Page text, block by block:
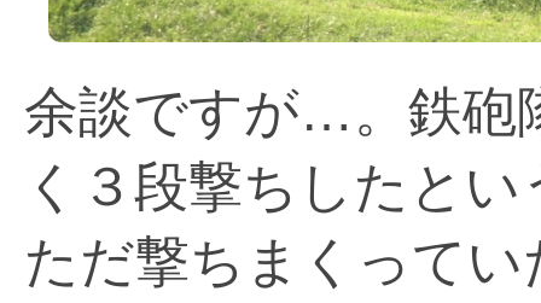
余談ですが…。鉄砲
く３段撃ちしたと
ただ撃ちまくって